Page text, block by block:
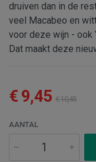
druiven dan in de
veel Macabeo en
voor deze wijn - ook
Dat maakt deze
€ 9,45 € 10,45
AANTAL